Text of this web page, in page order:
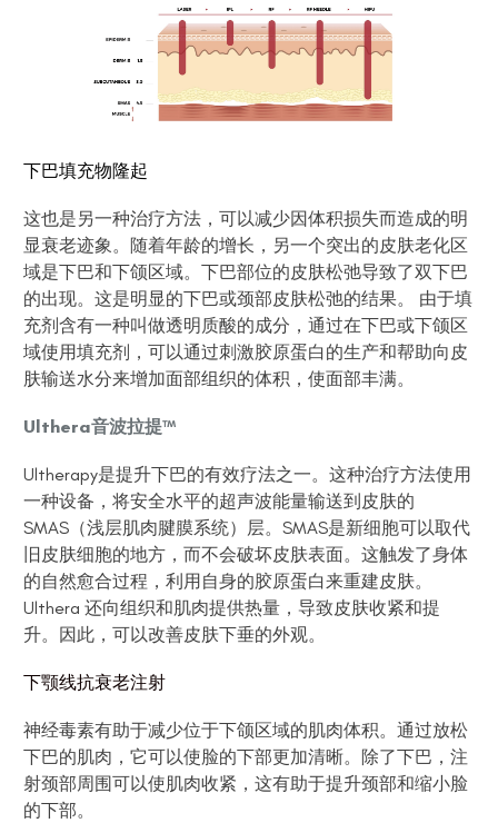
下巴填充物隆起
这也是另一种治疗方法，可以减少因体积损失而造成的明
显衰老迹象。随着年龄的增长，另一个突出的皮肤老化区
域是下巴和下颌区域。下巴部位的皮肤松弛导致了双下巴
的出现。这是明显的下巴或颈部皮肤松弛的结果。 由于填
充剂含有一种叫做透明质酸的成分，通过在下巴或下颌区
域使用填充剂，可以通过刺激胶原蛋白的生产和帮助向皮
肤输送水分来增加面部组织的体积，使面部丰满。
Ulthera音波拉提™
Ultherapy是提升下巴的有效疗法之一。这种治疗方法使用
一种设备，将安全水平的超声波能量输送到皮肤的
SMAS（浅层肌肉腱膜系统）层。SMAS是新细胞可以取代
旧皮肤细胞的地方，而不会破坏皮肤表面。这触发了身体
的自然愈合过程，利用自身的胶原蛋白来重建皮肤。
Ulthera 还向组织和肌肉提供热量，导致皮肤收紧和提
升。因此，可以改善皮肤下垂的外观。
下颚线抗衰老注射
神经毒素有助于减少位于下颌区域的肌肉体积。通过放松
下巴的肌肉，它可以使脸的下部更加清晰。除了下巴，注
射颈部周围可以使肌肉收紧，这有助于提升颈部和缩小脸
的下部。